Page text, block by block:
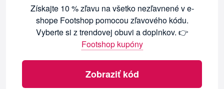
Získajte 10 % zľavu na všetko nezľavnené v e-
shope Footshop pomocou zľavového kódu.
Vyberte si z trendovej obuvi a doplnkov. 👉
Footshop kupóny
Zobraziť kód